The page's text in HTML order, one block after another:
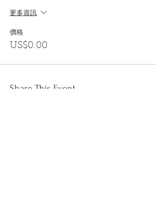
更多資訊
價格
US$0.00
Share This Event